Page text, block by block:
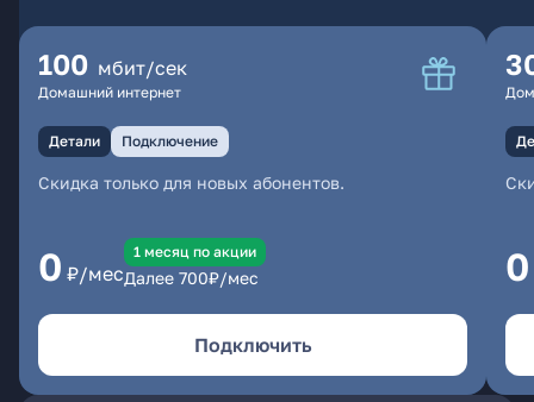
100 мбит/сек
Домашний интернет
Детали Подключение
Скидка только для новых абонентов.
0 ₽/мес
1 месяц по акции
Далее 700₽/мес
Подключить
0